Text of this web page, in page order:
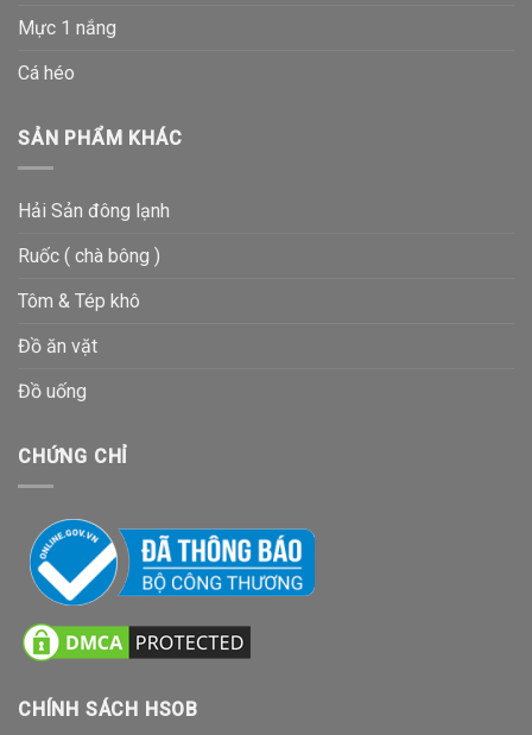
Mực 1 nắng
Cá héo
SẢN PHẨM KHÁC
Hải Sản đông lạnh
Ruốc ( chà bông )
Tôm & Tép khô
Đồ ăn vặt
Đồ uống
CHỨNG CHỈ
CHÍNH SÁCH HSOB